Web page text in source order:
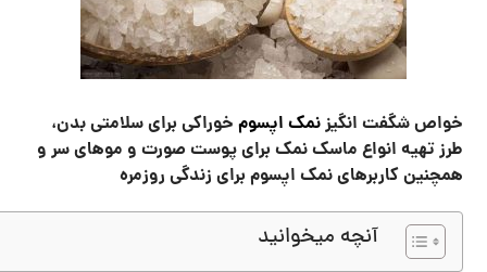
خواص شگفت انگیزنمک اپسوم خوراکی برای سلامتی بدن،
طرز تهیه انواع ماسک نمک برای پوست صورت و موهای سر و
همچنین کاربرهای نمک اپسوم برای زندگی روزمره
آنچه میخوانید